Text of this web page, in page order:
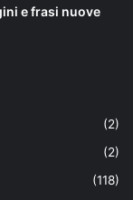
e frasi nuove
(2)
(2)
(118)